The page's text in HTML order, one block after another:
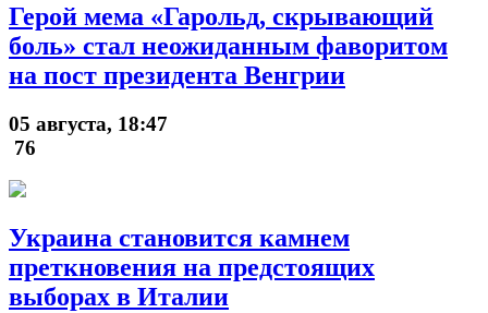
Герой мема «Гарольд, скрывающий
боль» стал неожиданным фаворитом
на пост президента Венгрии
05 августа, 18:47
76
Украина становится камнем
преткновения на предстоящих
выборах в Италии